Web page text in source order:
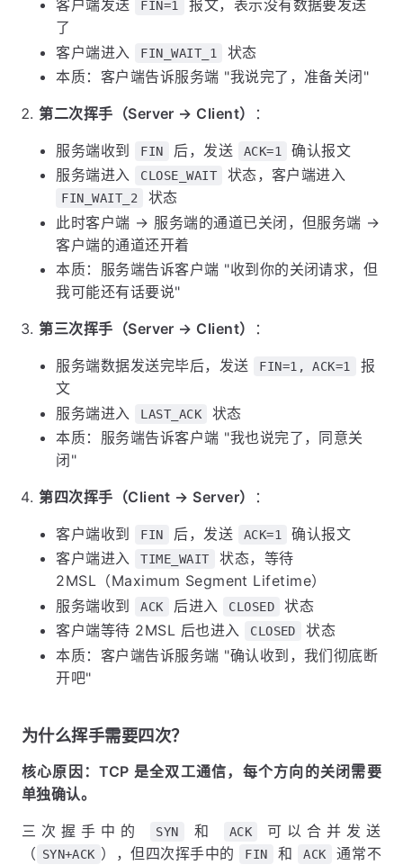
客户端发送 FIN=1
报文，表示没有数据要发送
了
客户端进入
FIN_WAIT_1
状态
本质：客户端告诉服务端 "我说完了，准备关闭"
第二次挥手（Server → Client） ：
服务端收到 FIN 后，发送 ACK=1
确认报文
服务端进入
CLOSE_WAIT 状态，客户端进入
FIN_WAIT_2
状态
此时客户端 → 服务端的通道已关闭，但服务端 →
客户端的通道还开着
本质：服务端告诉客户端 "收到你的关闭请求，但
我可能还有话要说"
第三次挥手（Server → Client） ：
服务端数据发送完毕后，发送 FIN=1, ACK=1
报
文
服务端进入
LAST_ACK
状态
本质：服务端告诉客户端 "我也说完了，同意关
闭"
第四次挥手（Client → Server） ：
客户端收到 FIN 后，发送 ACK=1
确认报文
客户端进入
TIME_WAIT
状态，等待
2MSL（Maximum Segment Lifetime）
服务端收到
ACK 后进入 CLOSED
状态
客户端等待 2MSL 后也进入
CLOSED
状态
本质：客户端告诉服务端 "确认收到，我们彻底断
开吧"
为什么挥手需要四次？
核心原因：TCP 是全双工通信，每个方向的关闭需要
单独确认。
三次握手中的 SYN 和 ACK
可以合并发送
（ SYN+ACK ），但四次挥手中的 FIN 和 ACK 通常不